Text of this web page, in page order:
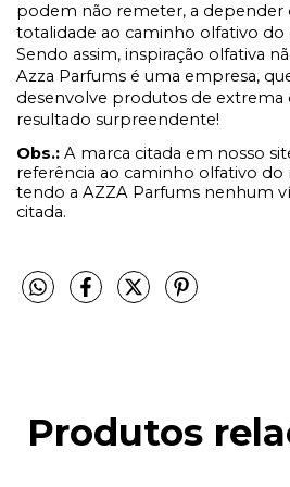
podem não remeter, a depender
totalidade ao caminho olfativo do
Sendo assim, inspiração olfativa
Azza Parfums é uma empresa,
desenvolve produtos de extrema
resultado surpreendente!
Obs.: A marca citada em nosso
referência ao caminho olfativo
tendo a AZZA Parfums nenhum
citada.
Produtos